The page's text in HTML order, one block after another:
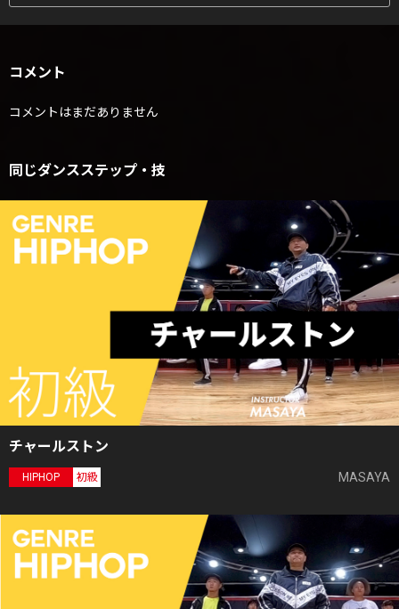
コメント
コメントはまだありません
同じダンスステップ・技
チャールストン
HIPHOP 初級 MASAYA